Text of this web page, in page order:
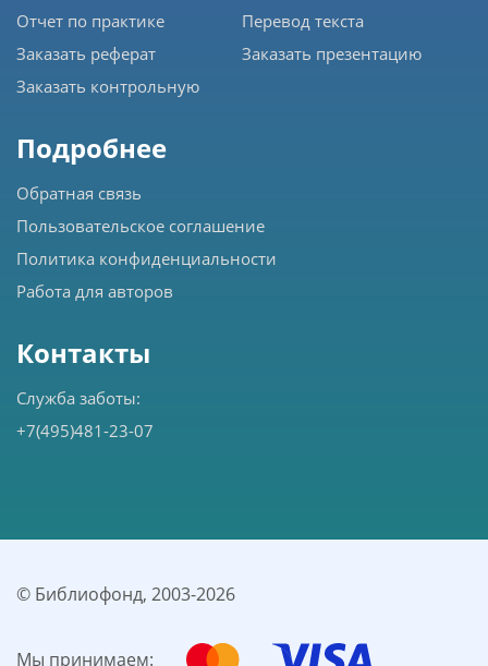
Отчет по практике
Заказать реферат
Заказать контрольную
Перевод текста
Заказать презентацию
Подробнее
Обратная связь
Пользовательское соглашение
Политика конфиденциальности
Работа для авторов
Контакты
Служба заботы:
+7(495)481-23-07
© Библиофонд, 2003-2026
Мы принимаем: